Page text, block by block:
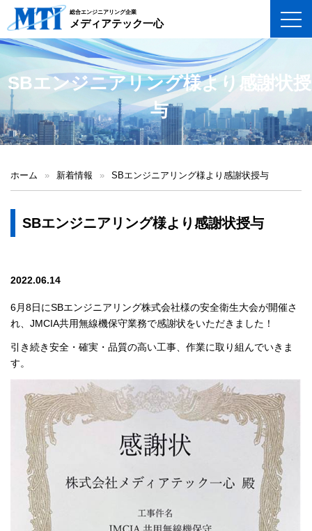
総合エンジニアリング企業
メディアテック一心
SBエンジニアリング様より感謝状授
与
ホーム » 新着情報 » SBエンジニアリング様より感謝状授与
SBエンジニアリング様より感謝状授与
2022.06.14
6月8日にSBエンジニアリング株式会社様の安全衛生大会が開催さ
れ、JMCIA共用無線機保守業務で感謝状をいただきました！
引き続き安全・確実・品質の高い工事、作業に取り組んでいきま
す。